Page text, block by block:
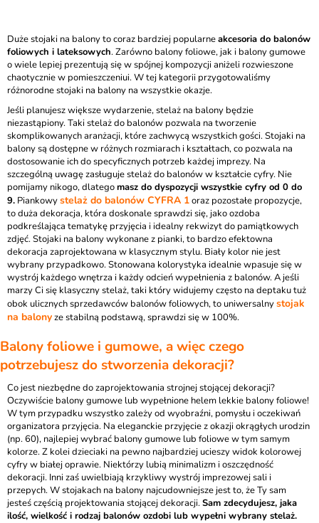
Duże stojaki na balony to coraz bardziej popularneakcesoria do balonów
foliowych i lateksowych. Zarówno balony foliowe, jak i balony gumowe
o wiele lepiej prezentują się w spójnej kompozycji aniżeli rozwieszone
chaotycznie w pomieszczeniui. W tej kategorii przygotowaliśmy
różnorodne stojaki na balony na wszystkie okazje.
Jeśli planujesz większe wydarzenie, stelaż na balony będzie
niezastąpiony. Taki stelaż do balonów pozwala na tworzenie
skomplikowanych aranżacji, które zachwycą wszystkich gości. Stojaki na
balony są dostępne w różnych rozmiarach i kształtach, co pozwala na
dostosowanie ich do specyficznych potrzeb każdej imprezy. Na
szczególną uwagę zasługuje stelaż do balonów w kształcie cyfry. Nie
pomijamy nikogo, dlategomasz do dyspozycji wszystkie cyfry od 0 do
9. Piankowystelaż do balonów CYFRA 1oraz pozostałe propozycje,
to duża dekoracja, która doskonale sprawdzi się, jako ozdoba
podkreślająca tematykę przyjęcia i idealny rekwizyt do pamiątkowych
zdjęć. Stojaki na balony wykonane z pianki, to bardzo efektowna
dekoracja zaprojektowana w klasycznym stylu. Biały kolor nie jest
wybrany przypadkowo. Stonowana kolorystyka idealnie wpasuje się w
wystrój każdego wnętrza i każdy odcień wypełnienia z balonów. A jeśli
marzy Ci się klasyczny stelaż, taki który widujemy często na deptaku tuż
obok ulicznych sprzedawców balonów foliowych, to uniwersalnystojak
na balonyze stabilną podstawą, sprawdzi się w 100%.
Balony foliowe i gumowe, a więc czego
potrzebujesz do stworzenia dekoracji?
Co jest niezbędne do zaprojektowania strojnej stojącej dekoracji?
Oczywiście balony gumowe lub wypełnione helem lekkie balony foliowe!
W tym przypadku wszystko zależy od wyobraźni, pomysłu i oczekiwań
organizatora przyjęcia. Na eleganckie przyjęcie z okazji okrągłych urodzin
(np. 60), najlepiej wybrać balony gumowe lub foliowe w tym samym
kolorze. Z kolei dzieciaki na pewno najbardziej ucieszy widok kolorowej
cyfry w białej oprawie. Niektórzy lubią minimalizm i oszczędność
dekoracji. Inni zaś uwielbiają krzykliwy wystrój imprezowej sali i
przepych. W stojakach na balony najcudowniejsze jest to, że Ty sam
jesteś częścią projektowania stojącej dekoracji.Sam zdecydujesz, jaka
ilość, wielkość i rodzaj balonów ozdobi lub wypełni wybrany stelaż.